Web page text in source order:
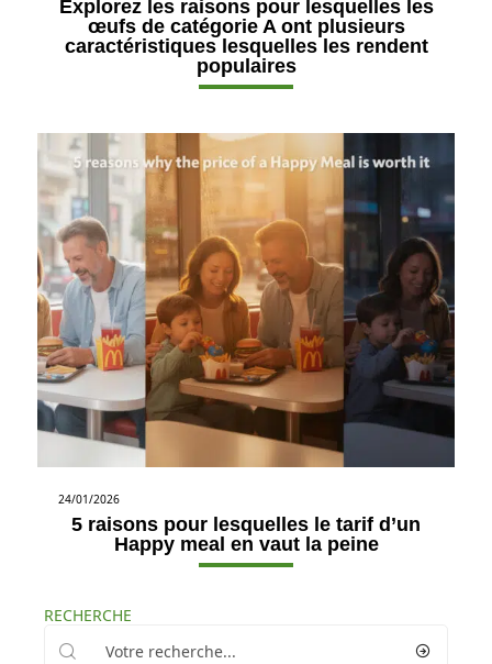
Explorez les raisons pour lesquelles les
œufs de catégorie A ont plusieurs
caractéristiques lesquelles les rendent
populaires
24/01/2026
5 raisons pour lesquelles le tarif d’un
Happy meal en vaut la peine
RECHERCHE